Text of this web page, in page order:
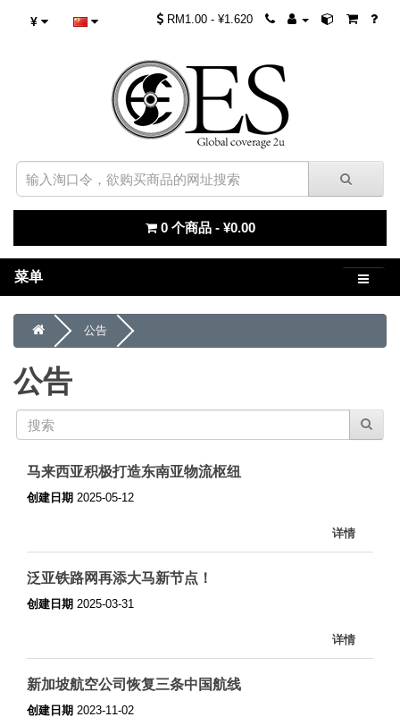
¥ RM1.00 - ¥1.620
0 个商品 - ¥0.00
菜单
公告
公告
马来西亚积极打造东南亚物流枢纽
创建日期 2025-05-12
详情
泛亚铁路网再添大马新节点！
创建日期 2025-03-31
详情
新加坡航空公司恢复三条中国航线
创建日期 2023-11-02